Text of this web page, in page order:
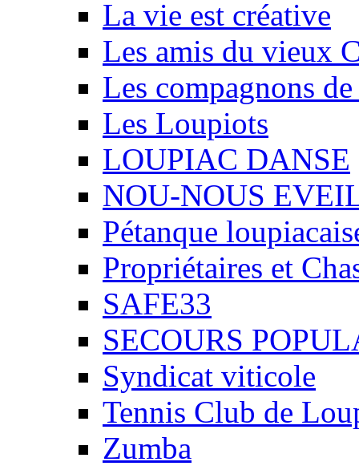
La vie est créative
Les amis du vieux
Les compagnons
Les Loupiots
LOUPIAC DANSE
NOU-NOUS
Pétanque
Propriétaires et
SAFE33
SECOURS
Syndicat viticole
Tennis Club de
Zumba